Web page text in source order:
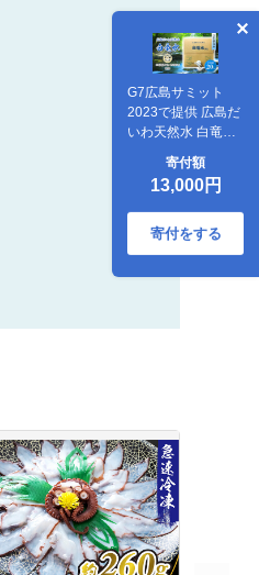
G7広島サミット
2023で提供 広島だ
いわ天然水 白竜水
ネラル 軟水 ペット
ボトル 備蓄 災害用
防災 家庭備蓄
035011
寄付額
13,000円
寄付をする